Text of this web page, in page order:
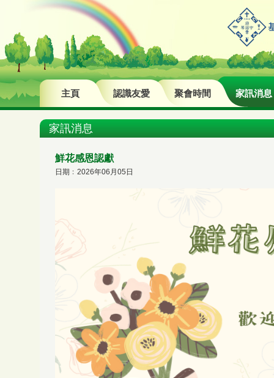
主頁 認識友愛 聚會時間 家訊消息
家訊消息
鮮花感恩認獻
日期﹕2026年06月05日